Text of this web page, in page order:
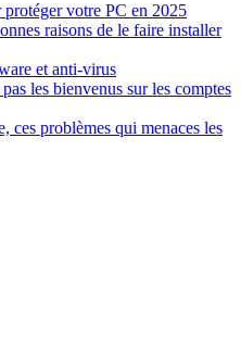
votre PC en 2025
raisons de le faire installer
et anti-virus
les bienvenus sur les comptes
ces problèmes qui menaces les